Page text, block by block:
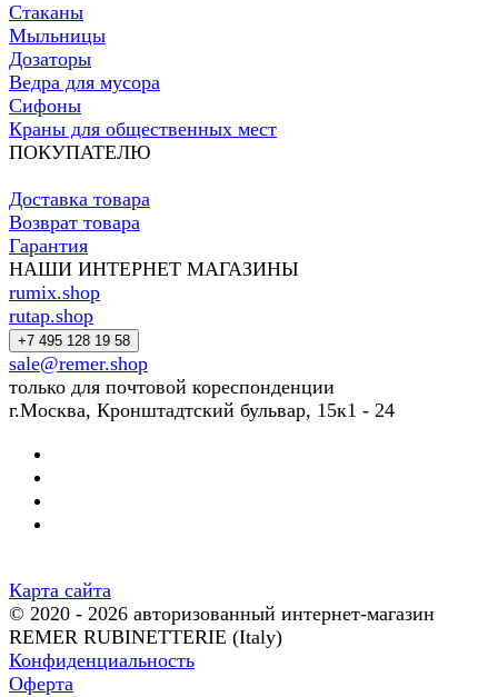
Стаканы
Мыльницы
Дозаторы
Ведра для мусора
Сифоны
Краны для общественных мест
ПОКУПАТЕЛЮ
Доставка товара
Возврат товара
Гарантия
НАШИ ИНТЕРНЕТ МАГАЗИНЫ
rumix.shop
rutap.shop
+7 495 128 19 58
sale@remer.shop
только для почтовой кореспонденции
г.Москва, Кронштадтский бульвар, 15к1 - 24
Карта сайта
© 2020 - 2026 авторизованный интернет-магазин
REMER RUBINETTERIE (Italy)
Конфиденциальность
Оферта